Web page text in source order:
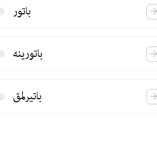
باتور
باتورینه
باتیرلمق